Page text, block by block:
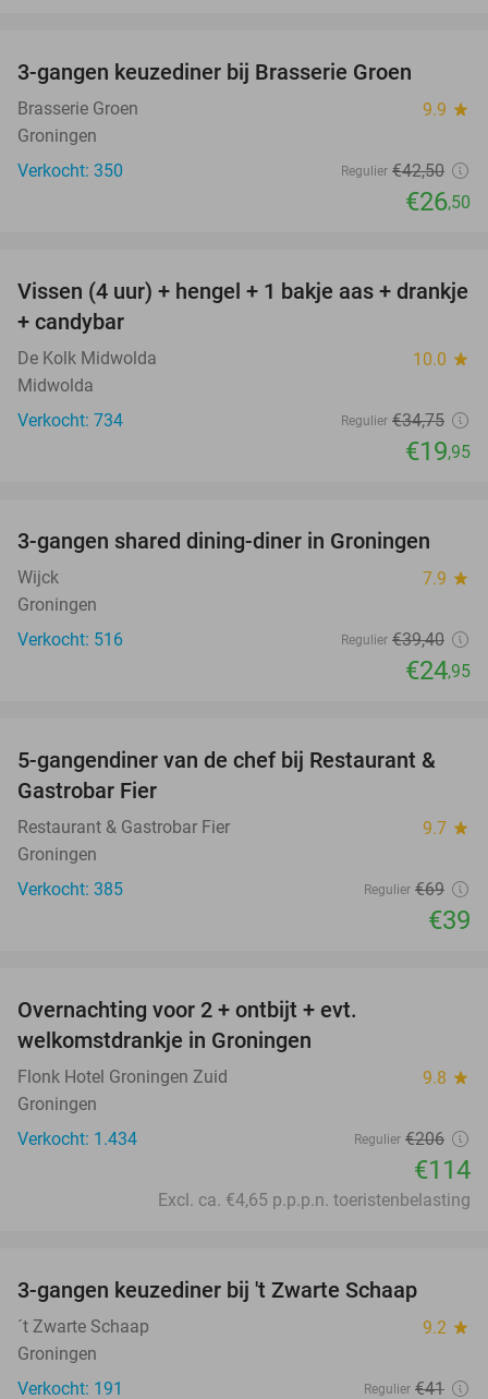
3-gangen keuzediner bij Brasserie Groen
Brasserie Groen 9.9 star
Groningen
Verkocht: 350
Regulier €42,50
€26,50
43%
Vissen (4 uur) + hengel + 1 bakje aas + drankje
+ candybar
De Kolk Midwolda 10.0 star
Midwolda
Verkocht: 734
Regulier €34,75
€19,95
37%
3-gangen shared dining-diner in Groningen
Wijck 7.9 star
Groningen
Verkocht: 516
Regulier €39,40
€24,95
43%
5-gangendiner van de chef bij Restaurant &
Gastrobar Fier
Restaurant & Gastrobar Fier 9.7 star
Groningen
Verkocht: 385
Regulier €69
€39
Overnachting voor 2 + ontbijt + evt.
welkomstdrankje in Groningen
Flonk Hotel Groningen Zuid 9.8 star
Groningen
Verkocht: 1.434
Regulier €206
€114
Excl. ca. €4,65 p.p.p.n. toeristenbelasting
3-gangen keuzediner bij 't Zwarte Schaap
´t Zwarte Schaap 9.2 star
Groningen
Verkocht: 191
Regulier €41